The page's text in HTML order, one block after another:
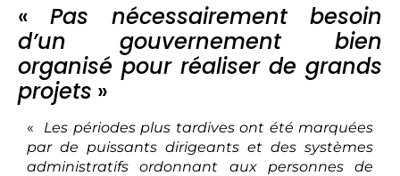
«Pas nécessairement besoin
d’un gouvernement bien
organisé pour réaliser de grands
projets »
« Les périodes plus tardives ont été marquées
par de puissants dirigeants et des systèmes
administratifs ordonnant aux personnes de